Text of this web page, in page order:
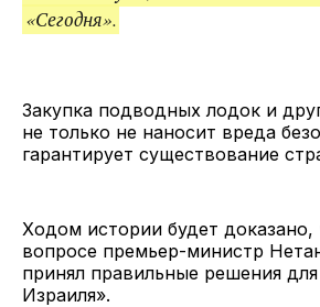
«Сегодня».
Закупка подводных лодок и
не только не наносит вреда
гарантирует существование
Ходом истории будет
вопросе премьер-министр
принял правильные решения
Израиля».